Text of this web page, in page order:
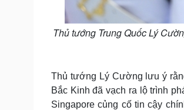
Thủ tướng Trung Quốc Lý
Thủ tướng Lý Cường lưu ý
Bắc Kinh đã vạch ra lộ trình
Singapore củng cố tin cậy